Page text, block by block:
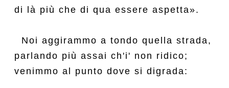
di là più che di qua essere aspetta».
  Noi aggirammo a tondo quella strada,
parlando più assai ch'i' non ridico;
venimmo al punto dove si digrada: